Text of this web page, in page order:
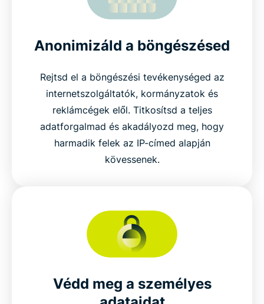
Anonimizáld a böngészésed
Rejtsd el a böngészési tevékenységed az
internetszolgáltatók, kormányzatok és
reklámcégek elől. Titkosítsd a teljes
adatforgalmad és akadályozd meg, hogy
harmadik felek az IP-címed alapján
kövessenek.
Védd meg a személyes